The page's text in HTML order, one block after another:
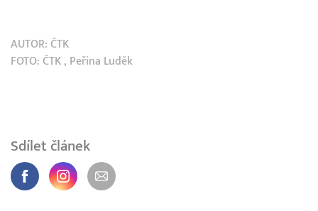
AUTOR: ČTK
FOTO: ČTK , Peřina Luděk
Sdílet článek